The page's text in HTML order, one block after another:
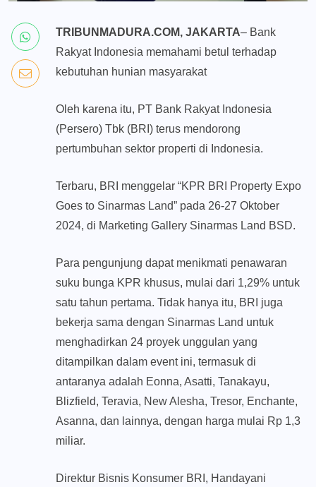
TRIBUNMADURA.COM, JAKARTA– Bank
Rakyat Indonesia memahami betul terhadap
kebutuhan hunian masyarakat
Oleh karena itu, PT Bank Rakyat Indonesia
(Persero) Tbk (BRI) terus mendorong
pertumbuhan sektor properti di Indonesia.
Terbaru, BRI menggelar “KPR BRI Property Expo
Goes to Sinarmas Land” pada 26-27 Oktober
2024, di Marketing Gallery Sinarmas Land BSD.
Para pengunjung dapat menikmati penawaran
suku bunga KPR khusus, mulai dari 1,29% untuk
satu tahun pertama. Tidak hanya itu, BRI juga
bekerja sama dengan Sinarmas Land untuk
menghadirkan 24 proyek unggulan yang
ditampilkan dalam event ini, termasuk di
antaranya adalah Eonna, Asatti, Tanakayu,
Blizfield, Teravia, New Alesha, Tresor, Enchante,
Asanna, dan lainnya, dengan harga mulai Rp 1,3
miliar.
Direktur Bisnis Konsumer BRI, Handayani